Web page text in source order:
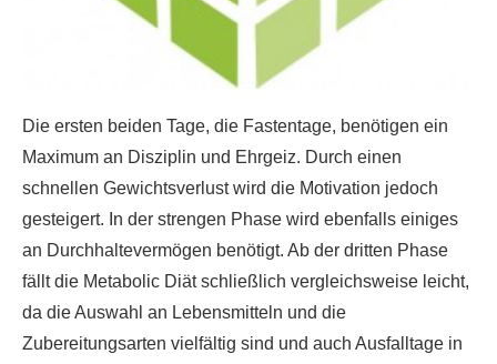
Die ersten beiden Tage, die Fastentage, benötigen ein
Maximum an Disziplin und Ehrgeiz. Durch einen
schnellen Gewichtsverlust wird die Motivation jedoch
gesteigert. In der strengen Phase wird ebenfalls einiges
an Durchhaltevermögen benötigt. Ab der dritten Phase
fällt die Metabolic Diät schließlich vergleichsweise leicht,
da die Auswahl an Lebensmitteln und die
Zubereitungsarten vielfältig sind und auch Ausfalltage in